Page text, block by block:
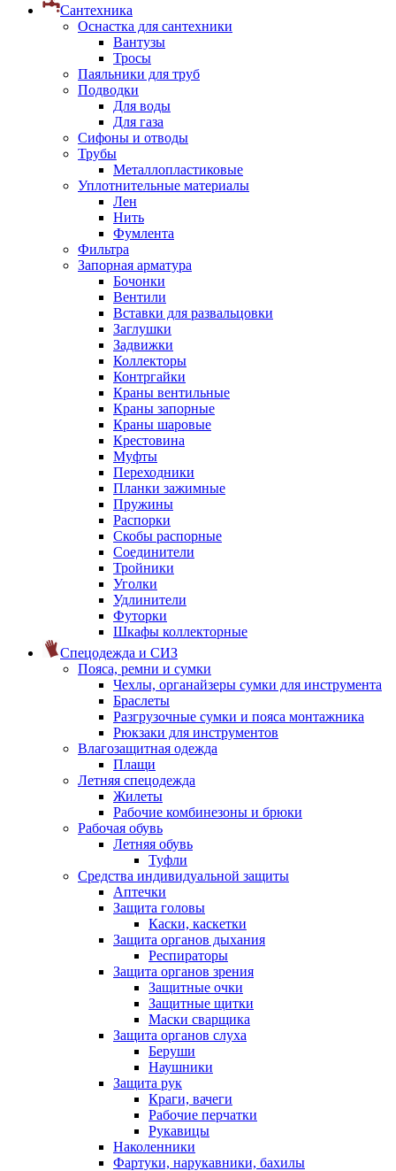
Сантехника
Оснастка для сантехники
Вантузы
Тросы
Паяльники для труб
Подводки
Для воды
Для газа
Сифоны и отводы
Трубы
Металлопластиковые
Уплотнительные материалы
Лен
Нить
Фумлента
Фильтра
Запорная арматура
Бочонки
Вентили
Вставки для развальцовки
Заглушки
Задвижки
Коллекторы
Контргайки
Краны вентильные
Краны запорные
Краны шаровые
Крестовина
Муфты
Переходники
Планки зажимные
Пружины
Распорки
Скобы распорные
Соединители
Тройники
Уголки
Удлинители
Футорки
Шкафы коллекторные
Спецодежда и СИЗ
Пояса, ремни и сумки
Чехлы, органайзеры сумки для инструмента
Браслеты
Разгрузочные сумки и пояса монтажника
Рюкзаки для инструментов
Влагозащитная одежда
Плащи
Летняя спецодежда
Жилеты
Рабочие комбинезоны и брюки
Рабочая обувь
Летняя обувь
Туфли
Средства индивидуальной защиты
Аптечки
Защита головы
Каски, каскетки
Защита органов дыхания
Респираторы
Защита органов зрения
Защитные очки
Защитные щитки
Маски сварщика
Защита органов слуха
Беруши
Наушники
Защита рук
Краги, вачеги
Рабочие перчатки
Рукавицы
Наколенники
Фартуки, нарукавники, бахилы